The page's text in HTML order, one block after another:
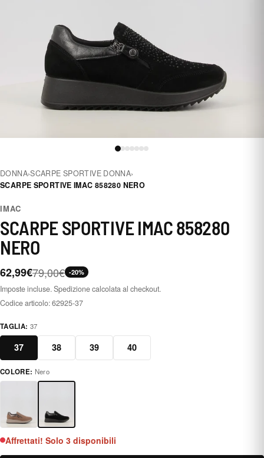
DONNA›SCARPE SPORTIVE DONNA›
SCARPE SPORTIVE IMAC 858280 NERO
IMAC
SCARPE SPORTIVE IMAC 858280
NERO
62,99€79,00€ -20%
Imposte incluse. Spedizione calcolata al checkout.
Codice articolo:62925-37
TAGLIA: 37
37 38 39 40
negro
COLORE: Nero
Affrettati! Solo 3 disponibili